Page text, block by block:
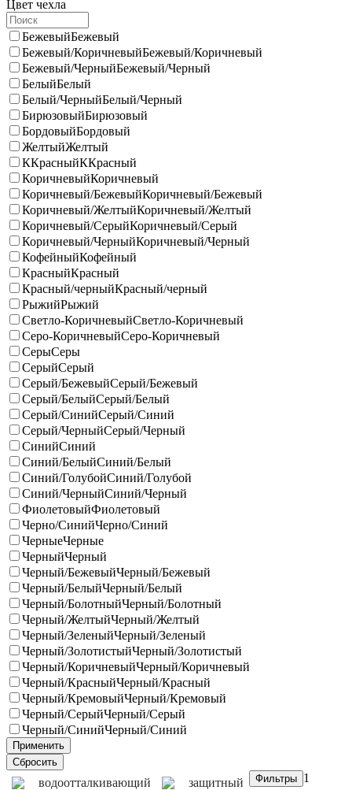
Цвет чехла
БежевыйБежевый
Бежевый/КоричневыйБежевый/Коричневый
Бежевый/ЧерныйБежевый/Черный
БелыйБелый
Белый/ЧерныйБелый/Черный
БирюзовыйБирюзовый
БордовыйБордовый
ЖелтыйЖелтый
ККрасныйККрасный
КоричневыйКоричневый
Коричневый/БежевыйКоричневый/Бежевый
Коричневый/ЖелтыйКоричневый/Желтый
Коричневый/СерыйКоричневый/Серый
Коричневый/ЧерныйКоричневый/Черный
КофейныйКофейный
КрасныйКрасный
Красный/черныйКрасный/черный
РыжийРыжий
Светло-КоричневыйСветло-Коричневый
Серо-КоричневыйСеро-Коричневый
СерыСеры
СерыйСерый
Серый/БежевыйСерый/Бежевый
Серый/БелыйСерый/Белый
Серый/СинийСерый/Синий
Серый/ЧерныйСерый/Черный
СинийСиний
Синий/БелыйСиний/Белый
Синий/ГолубойСиний/Голубой
Синий/ЧерныйСиний/Черный
ФиолетовыйФиолетовый
Черно/СинийЧерно/Синий
ЧерныеЧерные
ЧерныйЧерный
Черный/БежевыйЧерный/Бежевый
Черный/БелыйЧерный/Белый
Черный/БолотныйЧерный/Болотный
Черный/ЖелтыйЧерный/Желтый
Черный/ЗеленыйЧерный/Зеленый
Черный/ЗолотистыйЧерный/Золотистый
Черный/КоричневыйЧерный/Коричневый
Черный/КрасныйЧерный/Красный
Черный/КремовыйЧерный/Кремовый
Черный/СерыйЧерный/Серый
Черный/СинийЧерный/Синий
водоотталкивающий
защитный
1